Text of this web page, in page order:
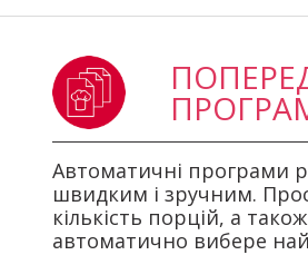
Автоматичні програми
швидким і зручним.
кількість порцій, а
автоматично вибере